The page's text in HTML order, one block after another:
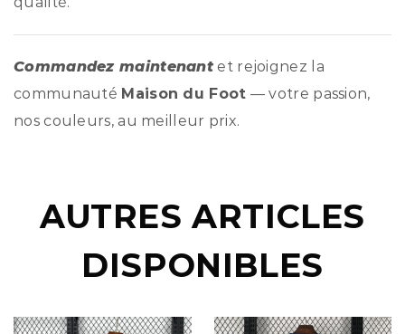
Commandez maintenant et rejoignez la
communauté Maison du Foot — votre passion,
nos couleurs, au meilleur prix.
AUTRES ARTICLES
DISPONIBLES